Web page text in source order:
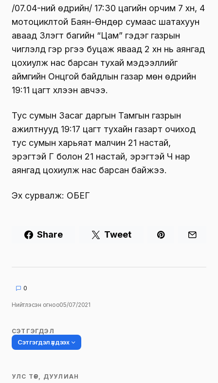
/07.04-ний өдрийн/ 17:30 цагийн орчим 7 хүн, 4
мотоциклтой Баян-Өндөр сумаас шатахуун
аваад Зүлэгт багийн “Цам” гэдэг газрын
чиглэлд гэр рүүгээ буцаж яваад 2 хүн нь аянгад
цохиулж нас барсан тухай мэдээллийг
аймгийн Онцгой байдлын газар мөн өдрийн
19:11 цагт хүлээн авчээ.
Тус сумын Засаг даргын Тамгын газрын
ажилтнууд 19:17 цагт тухайн газарт очиход
тус сумын харьяат малчин 21 настай,
эрэгтэй Г болон 21 настай, эрэгтэй Ч нар
аянгад цохиулж нас барсан байжээ.
Эх сурвалж: ОБЕГ
Share Tweet
0
Нийтлэсэн огноо05/07/2021
СЭТГЭГДЭЛ
Сэтгэгдэл үлдээх
УЛС ТӨР, ДУУЛИАН